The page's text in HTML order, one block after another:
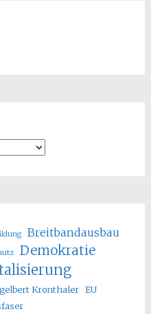
Breitbandausbau
Demokratie
Kronthaler EU